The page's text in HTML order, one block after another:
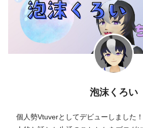
泡沫くろい
個人勢Vtuverとしてデビューしました